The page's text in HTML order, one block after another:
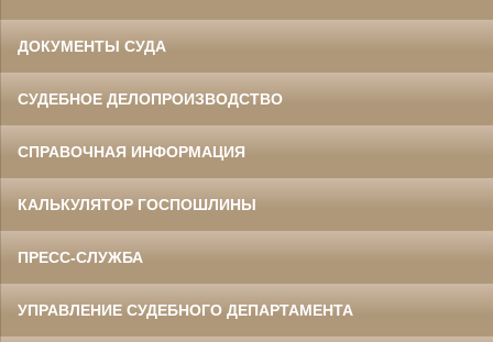
ДОКУМЕНТЫ СУДА
СУДЕБНОЕ ДЕЛОПРОИЗВОДСТВО
СПРАВОЧНАЯ ИНФОРМАЦИЯ
КАЛЬКУЛЯТОР ГОСПОШЛИНЫ
ПРЕСС-СЛУЖБА
УПРАВЛЕНИЕ СУДЕБНОГО ДЕПАРТАМЕНТА